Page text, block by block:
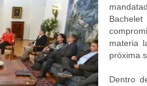
materia
próxima
Dentro